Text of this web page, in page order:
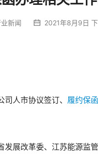
新闻 2021年8月9日
人市协议签订、 履约保函
展改革委、江苏能源监